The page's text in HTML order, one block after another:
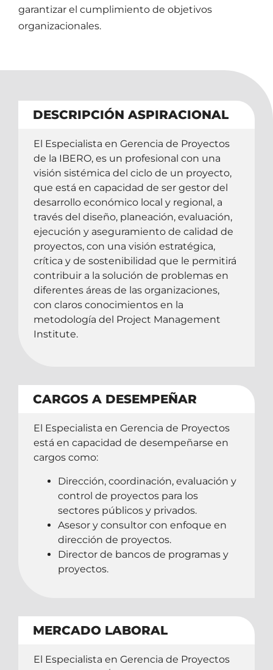
garantizar el cumplimiento de objetivos
organizacionales.
DESCRIPCIÓN ASPIRACIONAL
El Especialista en Gerencia de Proyectos
de la IBERO, es un profesional con una
visión sistémica del ciclo de un proyecto,
que está en capacidad de ser gestor del
desarrollo económico local y regional, a
través del diseño, planeación, evaluación,
ejecución y aseguramiento de calidad de
proyectos, con una visión estratégica,
crítica y de sostenibilidad que le permitirá
contribuir a la solución de problemas en
diferentes áreas de las organizaciones,
con claros conocimientos en la
metodología del Project Management
Institute.
CARGOS A DESEMPEÑAR
El Especialista en Gerencia de Proyectos
está en capacidad de desempeñarse en
cargos como:
Dirección, coordinación, evaluación y
control de proyectos para los
sectores públicos y privados.
Asesor y consultor con enfoque en
dirección de proyectos.
Director de bancos de programas y
proyectos.
MERCADO LABORAL
El Especialista en Gerencia de Proyectos